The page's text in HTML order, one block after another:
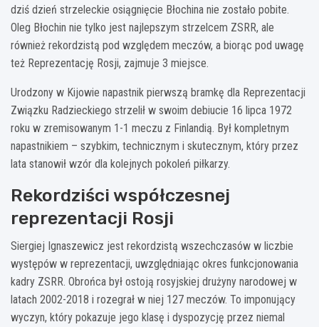
dziś dzień strzeleckie osiągnięcie Błochina nie zostało pobite.
Oleg Błochin nie tylko jest najlepszym strzelcem ZSRR, ale
również rekordzistą pod względem meczów, a biorąc pod uwagę
też Reprezentację Rosji, zajmuje 3 miejsce.
Urodzony w Kijowie napastnik pierwszą bramkę dla Reprezentacji
Związku Radzieckiego strzelił w swoim debiucie 16 lipca 1972
roku w zremisowanym 1-1 meczu z Finlandią. Był kompletnym
napastnikiem – szybkim, technicznym i skutecznym, który przez
lata stanowił wzór dla kolejnych pokoleń piłkarzy.
Rekordziści współczesnej
reprezentacji Rosji
Siergiej Ignaszewicz jest rekordzistą wszechczasów w liczbie
występów w reprezentacji, uwzględniając okres funkcjonowania
kadry ZSRR. Obrońca był ostoją rosyjskiej drużyny narodowej w
latach 2002-2018 i rozegrał w niej 127 meczów. To imponujący
wyczyn, który pokazuje jego klasę i dyspozycję przez niemal